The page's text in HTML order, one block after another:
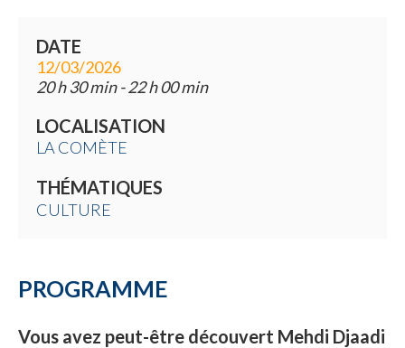
DATE
12/03/2026
20 h 30 min - 22 h 00 min
LOCALISATION
LA COMÈTE
THÉMATIQUES
CULTURE
PROGRAMME
Vous avez peut-être découvert Mehdi Djaadi